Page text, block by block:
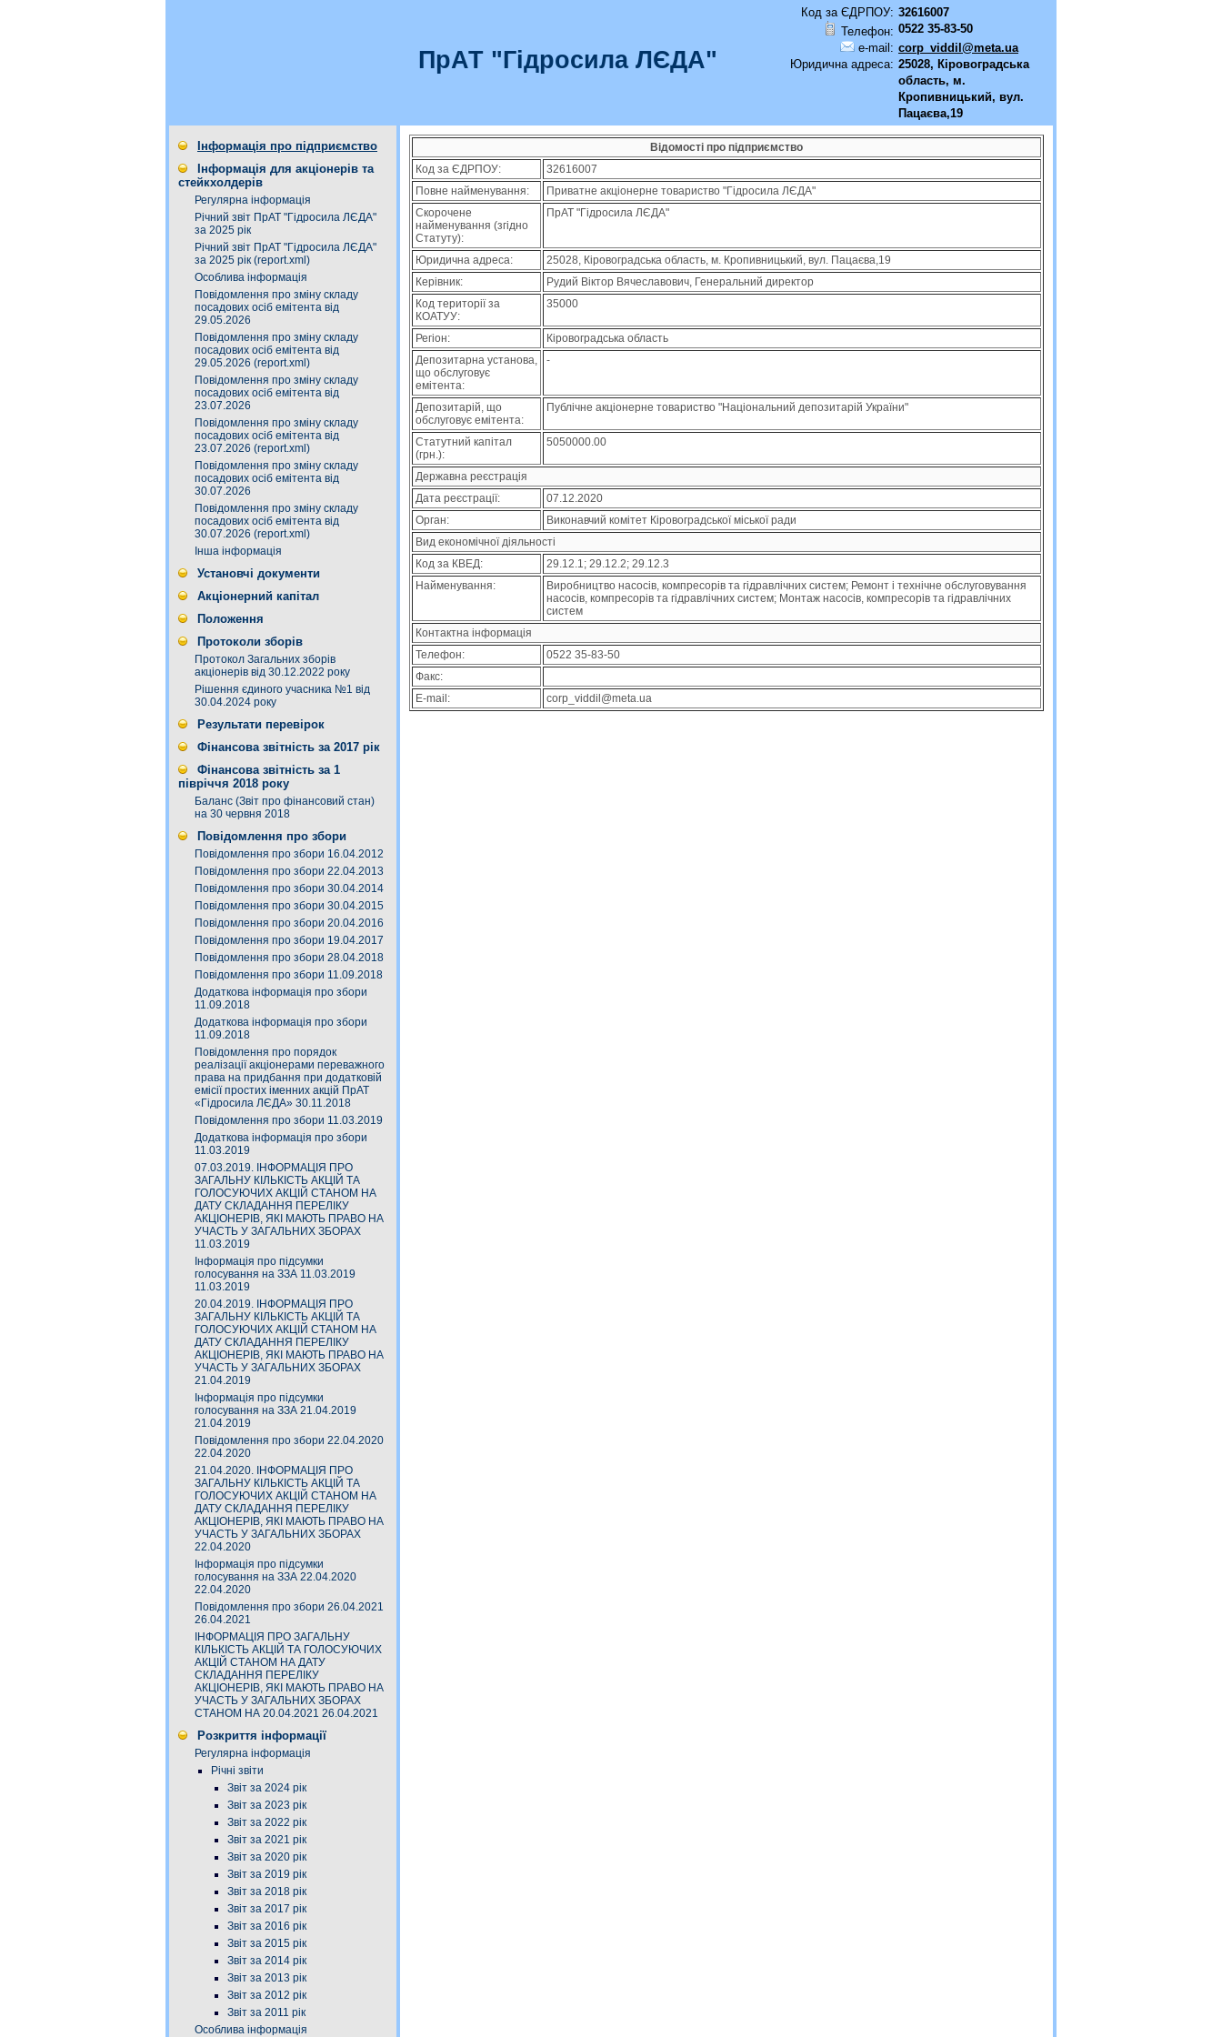
ПрАТ "Гідросила ЛЄДА"
Код за ЄДРПОУ: 32616007
Телефон: 0522 35-83-50
e-mail: corp_viddil@meta.ua
Юридична адреса: 25028, Кіровоградська
область, м.
Кропивницький, вул.
Пацаєва,19
Інформація про підприємство
Інформація для акціонерів та
стейкхолдерів
Регулярна інформація
Річний звіт ПрАТ "Гідросила ЛЄДА"
за 2025 рік
Річний звіт ПрАТ "Гідросила ЛЄДА"
за 2025 рік (report.xml)
Особлива інформація
Повідомлення про зміну складу
посадових осіб емітента від
29.05.2026
Повідомлення про зміну складу
посадових осіб емітента від
29.05.2026 (report.xml)
Повідомлення про зміну складу
посадових осіб емітента від
23.07.2026
Повідомлення про зміну складу
посадових осіб емітента від
23.07.2026 (report.xml)
Повідомлення про зміну складу
посадових осіб емітента від
30.07.2026
Повідомлення про зміну складу
посадових осіб емітента від
30.07.2026 (report.xml)
Інша інформація
Установчі документи
Акціонерний капітал
Положення
Протоколи зборів
Протокол Загальних зборів
акціонерів від 30.12.2022 року
Рішення єдиного учасника №1 від
30.04.2024 року
Результати перевірок
Фінансова звітність за 2017 рік
Фінансова звітність за 1
півріччя 2018 року
Баланс (Звіт про фінансовий стан)
на 30 червня 2018
Повідомлення про збори
Повідомлення про збори 16.04.2012
Повідомлення про збори 22.04.2013
Повідомлення про збори 30.04.2014
Повідомлення про збори 30.04.2015
Повідомлення про збори 20.04.2016
Повідомлення про збори 19.04.2017
Повідомлення про збори 28.04.2018
Повідомлення про збори 11.09.2018
Додаткова інформація про збори
11.09.2018
Додаткова інформація про збори
11.09.2018
Повідомлення про порядок
реалізації акціонерами переважного
права на придбання при додатковій
емісії простих іменних акцій ПрАТ
«Гідросила ЛЄДА» 30.11.2018
Повідомлення про збори 11.03.2019
Додаткова інформація про збори
11.03.2019
07.03.2019. ІНФОРМАЦІЯ ПРО
ЗАГАЛЬНУ КІЛЬКІСТЬ АКЦІЙ ТА
ГОЛОСУЮЧИХ АКЦІЙ СТАНОМ НА
ДАТУ СКЛАДАННЯ ПЕРЕЛІКУ
АКЦІОНЕРІВ, ЯКІ МАЮТЬ ПРАВО НА
УЧАСТЬ У ЗАГАЛЬНИХ ЗБОРАХ
11.03.2019
Інформація про підсумки
голосування на ЗЗА 11.03.2019
11.03.2019
20.04.2019. ІНФОРМАЦІЯ ПРО
ЗАГАЛЬНУ КІЛЬКІСТЬ АКЦІЙ ТА
ГОЛОСУЮЧИХ АКЦІЙ СТАНОМ НА
ДАТУ СКЛАДАННЯ ПЕРЕЛІКУ
АКЦІОНЕРІВ, ЯКІ МАЮТЬ ПРАВО НА
УЧАСТЬ У ЗАГАЛЬНИХ ЗБОРАХ
21.04.2019
Інформація про підсумки
голосування на ЗЗА 21.04.2019
21.04.2019
Повідомлення про збори 22.04.2020
22.04.2020
21.04.2020. ІНФОРМАЦІЯ ПРО
ЗАГАЛЬНУ КІЛЬКІСТЬ АКЦІЙ ТА
ГОЛОСУЮЧИХ АКЦІЙ СТАНОМ НА
ДАТУ СКЛАДАННЯ ПЕРЕЛІКУ
АКЦІОНЕРІВ, ЯКІ МАЮТЬ ПРАВО НА
УЧАСТЬ У ЗАГАЛЬНИХ ЗБОРАХ
22.04.2020
Інформація про підсумки
голосування на ЗЗА 22.04.2020
22.04.2020
Повідомлення про збори 26.04.2021
26.04.2021
ІНФОРМАЦІЯ ПРО ЗАГАЛЬНУ
КІЛЬКІСТЬ АКЦІЙ ТА ГОЛОСУЮЧИХ
АКЦІЙ СТАНОМ НА ДАТУ
СКЛАДАННЯ ПЕРЕЛІКУ
АКЦІОНЕРІВ, ЯКІ МАЮТЬ ПРАВО НА
УЧАСТЬ У ЗАГАЛЬНИХ ЗБОРАХ
СТАНОМ НА 20.04.2021 26.04.2021
Розкриття інформації
Регулярна інформація
Річні звіти
Звіт за 2024 рік
Звіт за 2023 рік
Звіт за 2022 рік
Звіт за 2021 рік
Звіт за 2020 рік
Звіт за 2019 рік
Звіт за 2018 рік
Звіт за 2017 рік
Звіт за 2016 рік
Звіт за 2015 рік
Звіт за 2014 рік
Звіт за 2013 рік
Звіт за 2012 рік
Звіт за 2011 рік
Особлива інформація
Відомості про підприємство
Код за ЄДРПОУ:
32616007
Повне найменування:
Приватне акціонерне товариство "Гідросила ЛЄДА"
Скорочене
найменування (згідно
Статуту):
ПрАТ "Гідросила ЛЄДА"
Юридична адреса:
25028, Кіровоградська область, м. Кропивницький, вул. Пацаєва,19
Керівник:
Рудий Віктор Вячеславович, Генеральний директор
Код території за
КОАТУУ:
35000
Регіон:
Кіровоградська область
Депозитарна установа,
що обслуговує
емітента:
-
Депозитарій, що
обслуговує емітента:
Публічне акціонерне товариство "Національний депозитарій України"
Статутний капітал
(грн.):
5050000.00
Державна реєстрація
Дата реєстрації:
07.12.2020
Орган:
Виконавчий комітет Кіровоградської міської ради
Вид економічної діяльності
Код за КВЕД:
29.12.1; 29.12.2; 29.12.3
Найменування:
Виробництво насосів, компресорів та гідравлічних систем; Ремонт і технічне обслуговування
насосів, компресорів та гідравлічних систем; Монтаж насосів, компресорів та гідравлічних
систем
Контактна інформація
Телефон:
0522 35-83-50
Факс:
E-mail:
corp_viddil@meta.ua